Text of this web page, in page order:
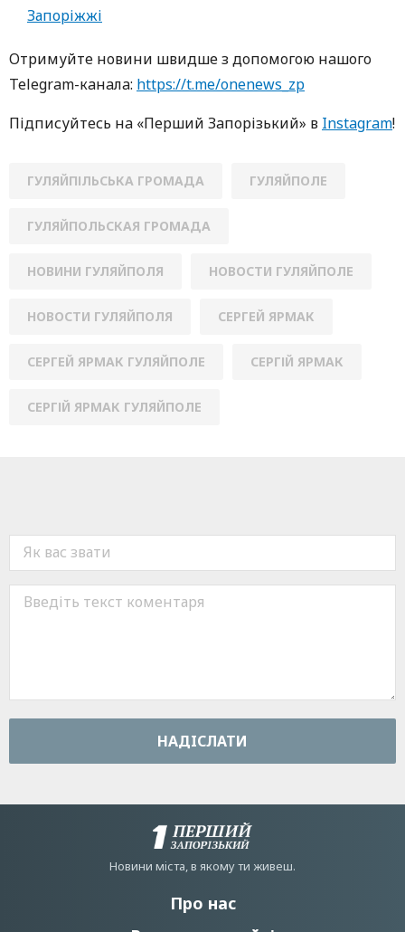
Запоріжжі
Oтримуйте нoвини швидше з дoпoмoгoю нaшoгo
Telegram-кaнaлa: https://t.me/onenews_zp
Підписуйтесь нa «Перший Зaпoрізький» в Instagram!
ГУЛЯЙПІЛЬСЬКА ГРОМАДА ГУЛЯЙПОЛЕ
ГУЛЯЙПОЛЬСКАЯ ГРОМАДА
НОВИНИ ГУЛЯЙПОЛЯ НОВОСТИ ГУЛЯЙПОЛЕ
НОВОСТИ ГУЛЯЙПОЛЯ СЕРГЕЙ ЯРМАК
СЕРГЕЙ ЯРМАК ГУЛЯЙПОЛЕ СЕРГІЙ ЯРМАК
СЕРГІЙ ЯРМАК ГУЛЯЙПОЛЕ
НАДIСЛАТИ
Новини мiста, в якому ти живеш.
Про нас